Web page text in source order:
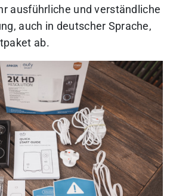
ausführliche und verständliche
auch in deutscher Sprache,
ab.